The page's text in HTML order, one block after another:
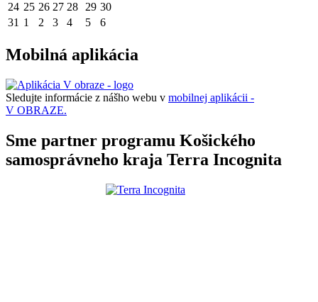
24 25 26 27 28 29 30
31 1 2 3 4 5 6
Mobilná aplikácia
Sledujte informácie z nášho webu v mobilnej aplikácii -
V OBRAZE.
Sme partner programu Košického
samosprávneho kraja Terra Incognita